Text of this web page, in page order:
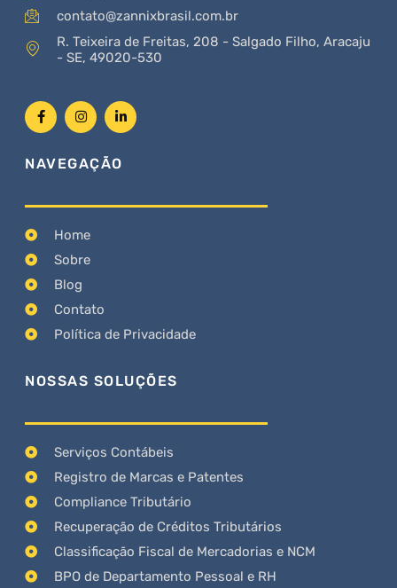
contato@zannixbrasil.com.br
R. Teixeira de Freitas, 208 - Salgado Filho, Aracaju
- SE, 49020-530
NAVEGAÇÃO
Home
Sobre
Blog
Contato
Política de Privacidade
NOSSAS SOLUÇÕES
Serviços Contábeis
Registro de Marcas e Patentes
Compliance Tributário
Recuperação de Créditos Tributários
Classificação Fiscal de Mercadorias e NCM
BPO de Departamento Pessoal e RH